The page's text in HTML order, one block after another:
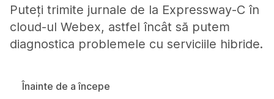
Puteți trimite jurnale de la Expressway-C în
cloud-ul Webex, astfel încât să putem
diagnostica problemele cu serviciile hibride.
Înainte de a începe